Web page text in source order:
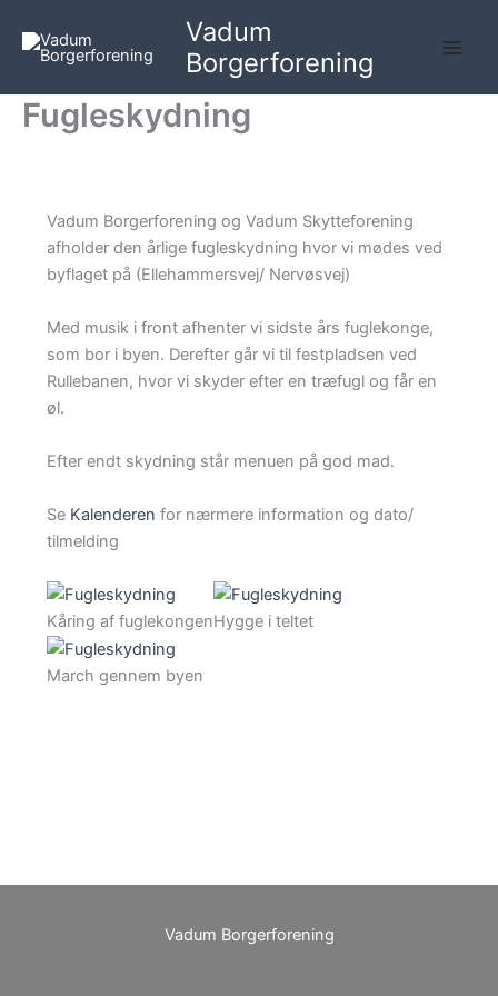
indholdet
Vadum
Borgerforening
Fugleskydning
Vadum Borgerforening og Vadum Skytteforening
afholder den årlige fugleskydning hvor vi mødes ved
byflaget på (Ellehammersvej/ Nervøsvej)
Med musik i front afhenter vi sidste års fuglekonge,
som bor i byen. Derefter går vi til festpladsen ved
Rullebanen, hvor vi skyder efter en træfugl og får en
øl.
Efter endt skydning står menuen på god mad.
Se Kalenderen for nærmere information og dato/
tilmelding
Kåring af fuglekongenHygge i teltet
March gennem byen
Vadum Borgerforening